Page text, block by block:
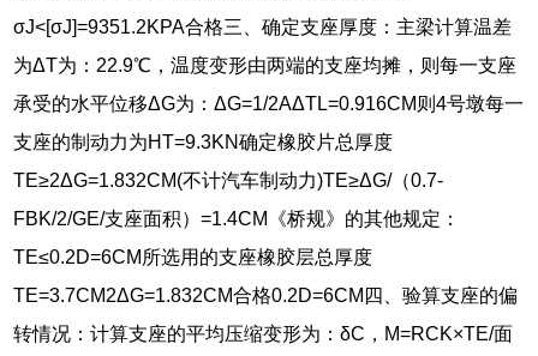
σJ<[σJ]=9351.2KPA合格三、确定支座厚度：主梁计算温差
为ΔT为：22.9℃，温度变形由两端的支座均摊，则每一支座
承受的水平位移ΔG为：ΔG=1/2AΔTL=0.916CM则4号墩每一
支座的制动力为HT=9.3KN确定橡胶片总厚度
TE≥2ΔG=1.832CM(不计汽车制动力)TE≥ΔG/（0.7-
FBK/2/GE/支座面积）=1.4CM《桥规》的其他规定：
TE≤0.2D=6CM所选用的支座橡胶层总厚度
TE=3.7CM2ΔG=1.832CM合格0.2D=6CM四、验算支座的偏
转情况：计算支座的平均压缩变形为：δC，M=RCK×TE/面